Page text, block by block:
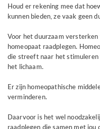
Houd er rekening mee dat
kunnen bieden, ze vaak geen
Voor het duurzaam
homeopaat raadplegen.
die streeft naar het stimuleren
het lichaam.
Er zijn homeopathische
verminderen.
Daarvoor is het wel
raadplegen die samen met